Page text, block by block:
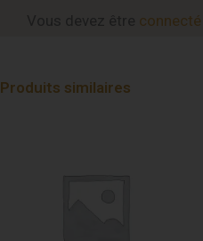
connecté
Produits similaires